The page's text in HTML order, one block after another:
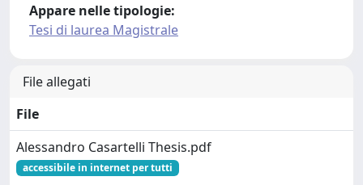
Appare nelle tipologie:
Tesi di laurea Magistrale
File allegati
File
Alessandro Casartelli Thesis.pdf
accessibile in internet per tutti